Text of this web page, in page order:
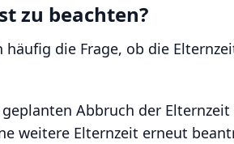
zu beachten?
die Frage, ob die
Abbruch der
weitere Elternzeit erneut